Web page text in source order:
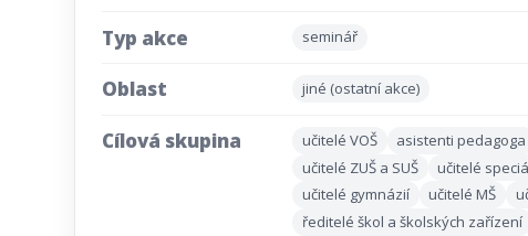
Typ akce seminář
Oblast jiné (ostatní akce)
Cílová skupina učitelé VOŠ asistenti pedagoga
učitelé ZUŠ a SUŠ
učitelé
učitelé gymnázií
učitelé MŠ
ředitelé škol a školských zařízení